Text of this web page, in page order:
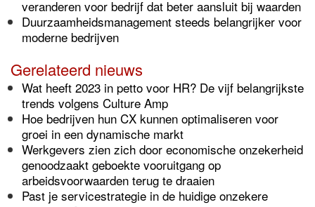
veranderen voor bedrijf dat beter aansluit bij waarden
Duurzaamheidsmanagement steeds belangrijker voor
moderne bedrijven
Gerelateerd nieuws
Wat heeft 2023 in petto voor HR? De vijf belangrijkste
trends volgens Culture Amp
Hoe bedrijven hun CX kunnen optimaliseren voor
groei in een dynamische markt
Werkgevers zien zich door economische onzekerheid
genoodzaakt geboekte vooruitgang op
arbeidsvoorwaarden terug te draaien
Past je servicestrategie in de huidige onzekere